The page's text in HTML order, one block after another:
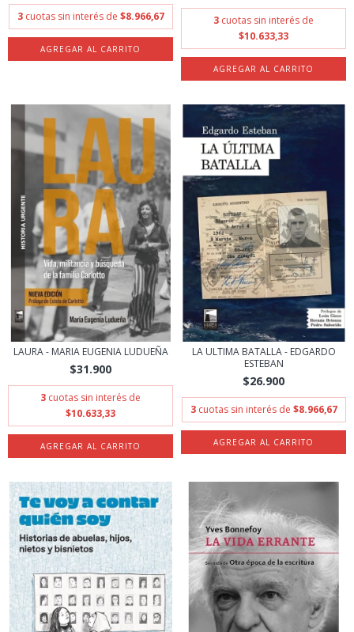
3 cuotas sin interés de $8.966,67 3 cuotas sin interés de
$10.633,33
LAURA - MARIA EUGENIA LUDUEÑA
$31.900
3 cuotas sin interés de
$10.633,33
LA ULTIMA BATALLA - EDGARDO
ESTEBAN
$26.900
3 cuotas sin interés de $8.966,67